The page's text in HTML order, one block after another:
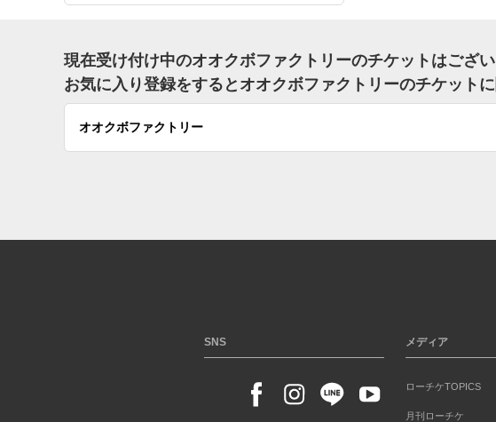
現在受け付け中のオオクボファクトリーのチケットはござい
お気に入り登録をするとオオクボファクトリーのチケット
オオクボファクトリー
SNS メディア
ローチケTOPICS
月刊ローチケ